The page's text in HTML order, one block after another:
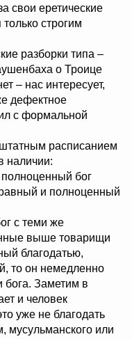
свои еретические
строгим
разборки типа –
о Троице
– нас интересует,
дефектное
с формальной
штатным расписанием
наличии:
бог
и полноценный
с теми же
выше товарищи
благодатью,
то он немедленно
бога. Заметим в
и человек
уже не благодать
мусульманского или